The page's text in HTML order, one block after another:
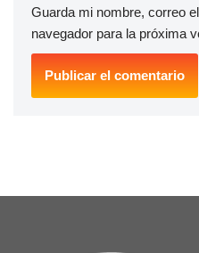
Guarda mi nombre, correo
navegador para la próxima